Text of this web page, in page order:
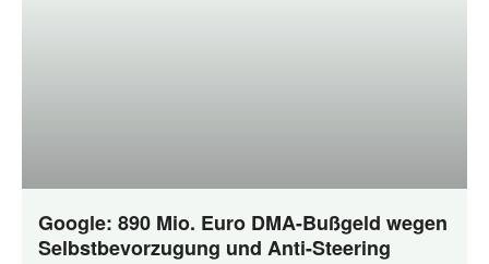
Google: 890 Mio. Euro DMA-Bußgeld wegen
Selbstbevorzugung und Anti-Steering